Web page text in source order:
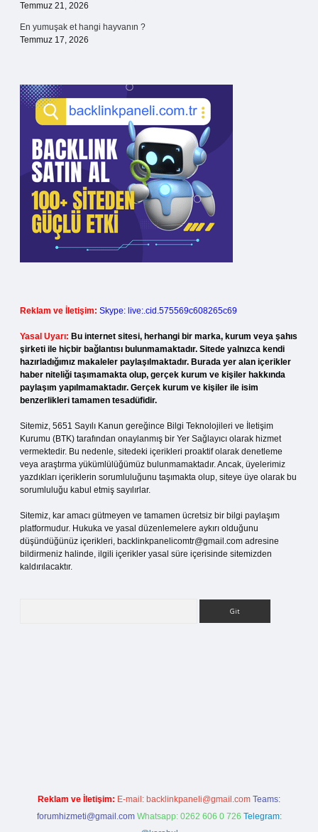
Temmuz 21, 2026
En yumuşak et hangi hayvanın ?
Temmuz 17, 2026
Reklam ve İletişim: Skype: live:.cid.575569c608265c69
Yasal Uyarı: Bu internet sitesi, herhangi bir marka, kurum veya şahıs
şirketi ile hiçbir bağlantısı bulunmamaktadır. Sitede yalnızca kendi
hazırladığımız makaleler paylaşılmaktadır. Burada yer alan içerikler
haber niteliği taşımamakta olup, gerçek kurum ve kişiler hakkında
paylaşım yapılmamaktadır. Gerçek kurum ve kişiler ile isim
benzerlikleri tamamen tesadüfidir.
Sitemiz, 5651 Sayılı Kanun gereğince Bilgi Teknolojileri ve İletişim
Kurumu (BTK) tarafından onaylanmış bir Yer Sağlayıcı olarak hizmet
vermektedir. Bu nedenle, sitedeki içerikleri proaktif olarak denetleme
veya araştırma yükümlülüğümüz bulunmamaktadır. Ancak, üyelerimiz
yazdıkları içeriklerin sorumluluğunu taşımakta olup, siteye üye olarak bu
sorumluluğu kabul etmiş sayılırlar.
Sitemiz, kar amacı gütmeyen ve tamamen ücretsiz bir bilgi paylaşım
platformudur. Hukuka ve yasal düzenlemelere aykırı olduğunu
düşündüğünüz içerikleri, backlinkpanelicomtr@gmail.com adresine
bildirmeniz halinde, ilgili içerikler yasal süre içerisinde sitemizden
kaldırılacaktır.
Reklam ve İletişim: E-mail: backlinkpaneli@gmail.com Teams:
forumhizmeti@gmail.com Whatsapp: 0262 606 0 726 Telegram: